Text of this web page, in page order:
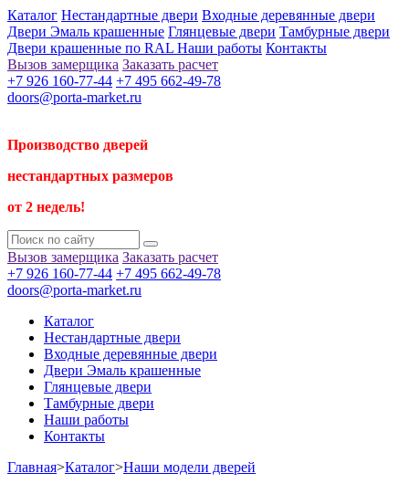
Каталог Нестандартные двери Входные деревянные двери
Двери Эмаль крашенные Глянцевые двери Тамбурные двери
Двери крашенные по RAL Наши работы Контакты
Вызов замерщика Заказать расчет
+7 926 160-77-44 +7 495 662-49-78
doors@porta-market.ru
Производство дверей
нестандартных размеров
от 2 недель!
Вызов замерщика Заказать расчет
+7 926 160-77-44 +7 495 662-49-78
doors@porta-market.ru
Каталог
Нестандартные двери
Входные деревянные двери
Двери Эмаль крашенные
Глянцевые двери
Тамбурные двери
Наши работы
Контакты
Главная>Каталог>Наши модели дверей